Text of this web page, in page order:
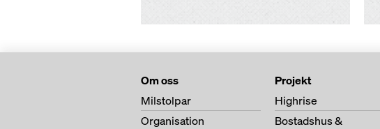
Om oss
Milstolpar
Organisation
Projekt
Highrise
Bostadshus &